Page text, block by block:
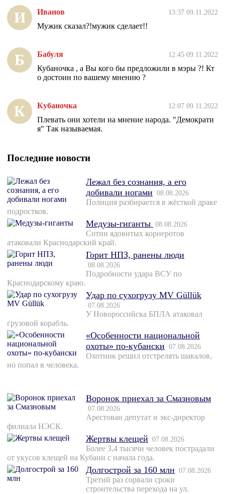
И Иванов 13:37 09.11.2022
Мужик сказал?!мужик сделает!!
Б Бабуля 12:45 09.11.2022
Кубаночка , а Вы кого бы предложили в мэры ?! Кт
о достоин по вашему мнению ?
К Кубаночка 12:07 09.11.2022
Плевать они хотели на мнение народа. "Демократи
я" Так называемая.
Последние новости
Лежал без сознания, а его
добивали ногами 08.08.2026
Полиция разбирается в жёсткой драке
подростков.
Медузы-гиганты 08.08.2026
Сотни ядовитых корнеротов
атаковали Краснодарский край.
Горит НПЗ, ранены люди
08.08.2026
Подробности удара ВСУ по
Краснодарскому краю.
Удар по сухогрузу MV Güllük
07.08.2026
У Новороссийска БПЛА атаковал
грузовой корабль.
«Особенности национальной
охоты» по-кубански 07.08.2026
Охотник решил отстрелять шакалов,
но попал в человека.
Воронок приехал за Смазновым
07.08.2026
Арестован депутат и экс-директор
филиала НЭСК.
Жертвы клещей 07.08.2026
Более 3,4 тысячи человек пострадали
от укусов клещей на Кубани с начала года.
Долгострой за 160 млн 07.08.2026
Третий раз сорвали сроки
строительства перехода на ул.